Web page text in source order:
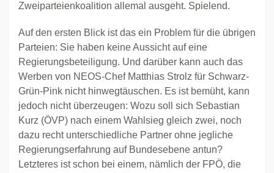
Zweiparteienkoalition allemal ausgeht. Spielend.
Auf den ersten Blick ist das ein Problem für die übrigen
Parteien: Sie haben keine Aussicht auf eine
Regierungsbeteiligung. Und darüber kann auch das
Werben von NEOS-Chef Matthias Strolz für Schwarz-
Grün-Pink nicht hinwegtäuschen. Es ist bemüht, kann
jedoch nicht überzeugen: Wozu soll sich Sebastian
Kurz (ÖVP) nach einem Wahlsieg gleich zwei, noch
dazu recht unterschiedliche Partner ohne jegliche
Regierungserfahrung auf Bundesebene antun?
Letzteres ist schon bei einem, nämlich der FPÖ, die